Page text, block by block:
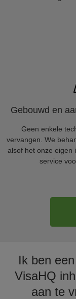
Gebouwd en
Geen enkele
vervangen. We
alsof het onze eigen
service
Ik ben
VisaHQ
aan te